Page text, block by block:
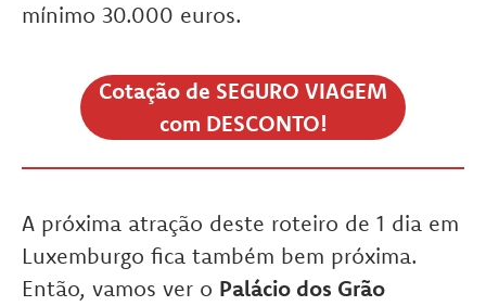
mínimo 30.000 euros.
Cotação de SEGURO VIAGEM
com DESCONTO!
A próxima atração deste roteiro de 1 dia em
Luxemburgo fica também bem próxima.
Então, vamos ver o Palácio dos Grão